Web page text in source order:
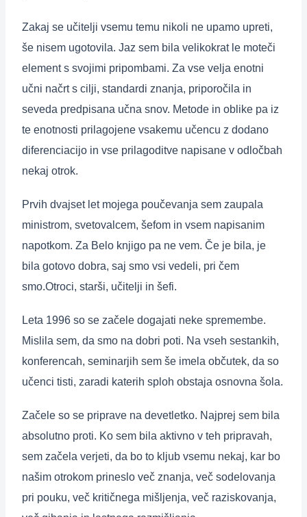
Zakaj se učitelji vsemu temu nikoli ne upamo upreti,
še nisem ugotovila. Jaz sem bila velikokrat le moteči
element s svojimi pripombami. Za vse velja enotni
učni načrt s cilji, standardi znanja, priporočila in
seveda predpisana učna snov. Metode in oblike pa iz
te enotnosti prilagojene vsakemu učencu z dodano
diferenciacijo in vse prilagoditve napisane v odločbah
nekaj otrok.
Prvih dvajset let mojega poučevanja sem zaupala
ministrom, svetovalcem, šefom in vsem napisanim
napotkom. Za Belo knjigo pa ne vem. Če je bila, je
bila gotovo dobra, saj smo vsi vedeli, pri čem
smo.Otroci, starši, učitelji in šefi.
Leta 1996 so se začele dogajati neke spremembe.
Mislila sem, da smo na dobri poti. Na vseh sestankih,
konferencah, seminarjih sem še imela občutek, da so
učenci tisti, zaradi katerih sploh obstaja osnovna šola.
Začele so se priprave na devetletko. Najprej sem bila
absolutno proti. Ko sem bila aktivno v teh pripravah,
sem začela verjeti, da bo to kljub vsemu nekaj, kar bo
našim otrokom prineslo več znanja, več sodelovanja
pri pouku, več kritičnega mišljenja, več raziskovanja,